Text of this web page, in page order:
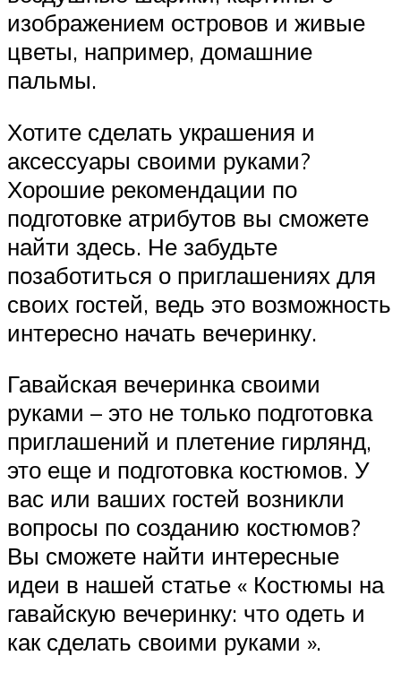
изображением островов и живые
цветы, например, домашние
пальмы.
Хотите сделать украшения и
аксессуары своими руками?
Хорошие рекомендации по
подготовке атрибутов вы сможете
найти здесь. Не забудьте
позаботиться о приглашениях для
своих гостей, ведь это возможность
интересно начать вечеринку.
Гавайская вечеринка своими
руками – это не только подготовка
приглашений и плетение гирлянд,
это еще и подготовка костюмов. У
вас или ваших гостей возникли
вопросы по созданию костюмов?
Вы сможете найти интересные
идеи в нашей статье « Костюмы на
гавайскую вечеринку: что одеть и
как сделать своими руками ».